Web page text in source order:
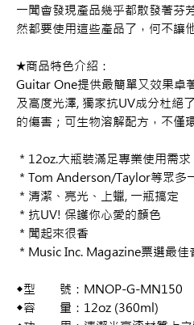
一聞會發現產品幾乎都散發著芬
然都要使用這些產品了，何不讓
★商品特色介紹：
Guitar One提供最簡單又效果卓
及高度光澤, 獨家抗UV成分杜絕
的傷害；可生物溶解配方，不僅
＊12oz.大瓶裝滿足專業使用需求
＊Tom Anderson/Taylor等眾多
＊清潔、亮光、上蠟, 一瓶搞定
＊抗UV! 保護你心愛的顏色
＊聞起來很香
＊Music Inc. Magazine票選最佳
◆型 號：MNOP-G-MN150
◆容 量：12oz (360ml)